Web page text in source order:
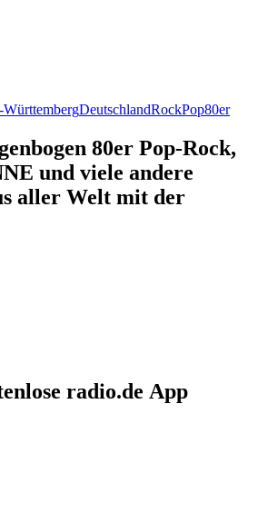
WürttembergDeutschlandRockPop80er
80er Pop-Rock,
und viele andere
aller Welt mit der
radio.de App